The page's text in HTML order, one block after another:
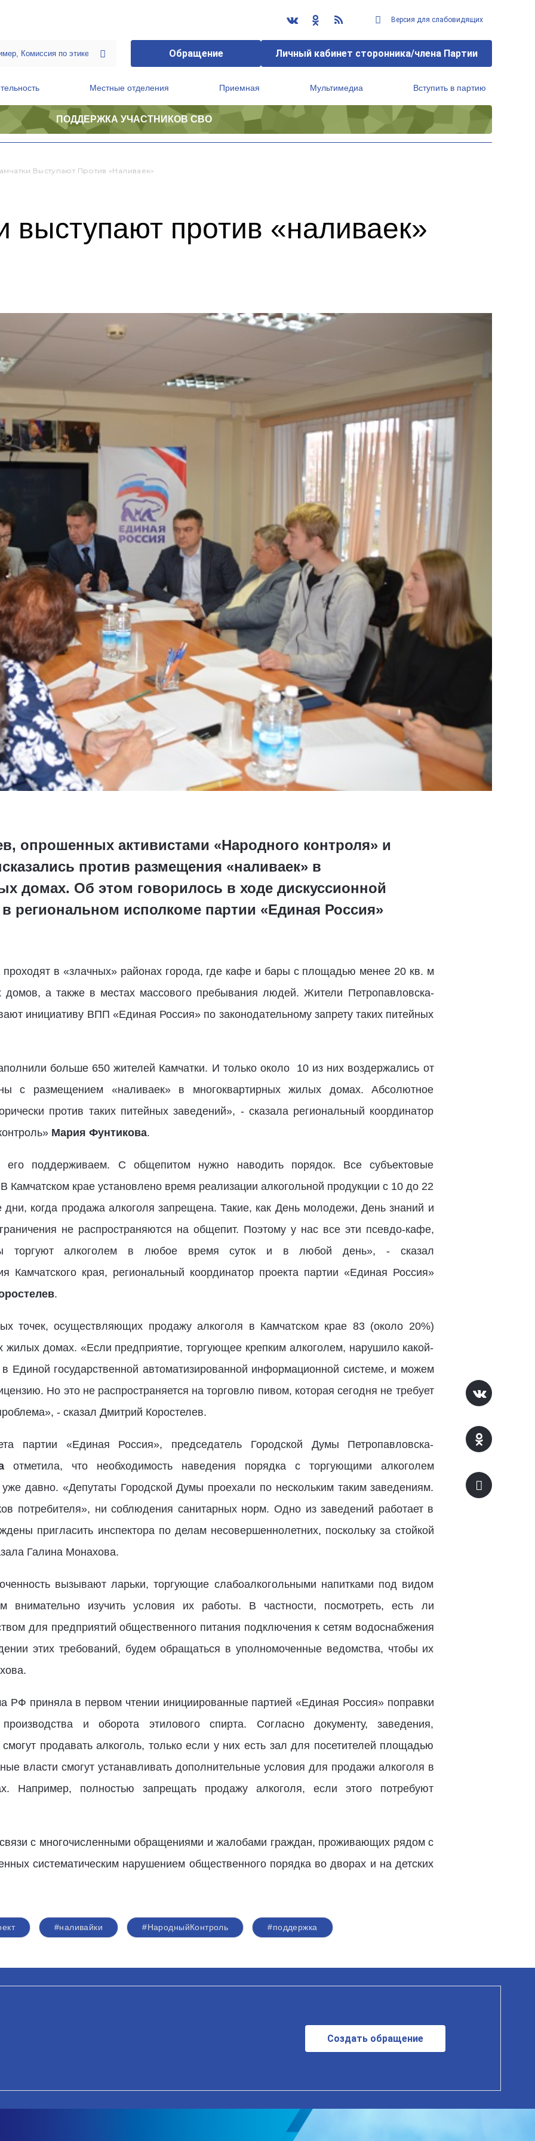
Версия для слабовидящих
Обращение Личный кабинет сторонника/члена Партии
Местные отделения Приемная Мультимедиа Вступить в партию
ПОДДЕРЖКА УЧАСТНИКОВ СВО
Выступают Против «наливаек»
выступают против «наливаек»
опрошенных активистами «Народного контроля» и
против размещения «наливаек» в
домах. Об этом говорилось в ходе дискуссионной
региональном исполкоме партии «Единая Россия»
в «злачных» районах города, где кафе и бары с площадью менее 20 кв. м
домов, а также в местах массового пребывания людей. Жители Петропавловска-
инициативу ВПП «Единая Россия» по законодательному запрету таких питейных
больше 650 жителей Камчатки. И только около 10 из них воздержались от
с размещением «наливаек» в многоквартирных жилых домах. Абсолютное
против таких питейных заведений», - сказала региональный координатор
Мария Фунтикова.
поддерживаем. С общепитом нужно наводить порядок. Все субъектовые
крае установлено время реализации алкогольной продукции с 10 до 22
когда продажа алкоголя запрещена. Такие, как День молодежи, День знаний и
не распространяются на общепит. Поэтому у нас все эти псевдо-кафе,
торгуют алкоголем в любое время суток и в любой день», - сказал
Камчатского края, региональный координатор проекта партии «Единая Россия»
.
точек, осуществляющих продажу алкоголя в Камчатском крае 83 (около 20%)
жилых домах. «Если предприятие, торгующее крепким алкоголем, нарушило какой-
Единой государственной автоматизированной информационной системе, и можем
Но это не распространяется на торговлю пивом, которая сегодня не требует
- сказал Дмитрий Коростелев.
партии «Единая Россия», председатель Городской Думы Петропавловска-
отметила, что необходимость наведения порядка с торгующими алкоголем
давно. «Депутаты Городской Думы проехали по нескольким таким заведениям.
потребителя», ни соблюдения санитарных норм. Одно из заведений работает в
пригласить инспектора по делам несовершеннолетних, поскольку за стойкой
Галина Монахова.
вызывают ларьки, торгующие слабоалкогольными напитками под видом
изучить условия их работы. В частности, посмотреть, есть ли
для предприятий общественного питания подключения к сетям водоснабжения
этих требований, будем обращаться в уполномоченные ведомства, чтобы их
РФ приняла в первом чтении инициированные партией «Единая Россия» поправки
и оборота этилового спирта. Согласно документу, заведения,
продавать алкоголь, только если у них есть зал для посетителей площадью
власти смогут устанавливать дополнительные условия для продажи алкоголя в
полностью запрещать продажу алкоголя, если этого потребуют
с многочисленными обращениями и жалобами граждан, проживающих рядом с
систематическим нарушением общественного порядка во дворах и на детских
#наливайки #НародныйКонтроль #поддержка
Создать обращение